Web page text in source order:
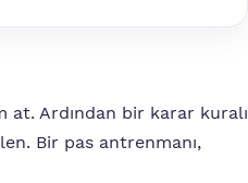
at. Ardından bir karar kuralı
Bir pas antrenmanı,